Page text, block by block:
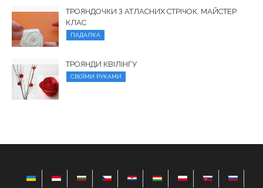
ТРОЯНДОЧКИ З АТЛАСНИХ СТРІЧОК. МАЙСТЕР
КЛАС
ПАДАЛКА
ТРОЯНДИ КВІЛІНГУ
СВОЇМИ РУКАМИ